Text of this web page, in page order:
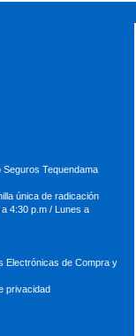
Tequendama
única de radicación
4:30 p.m / Lunes a
Electrónicas de Compra y
privacidad